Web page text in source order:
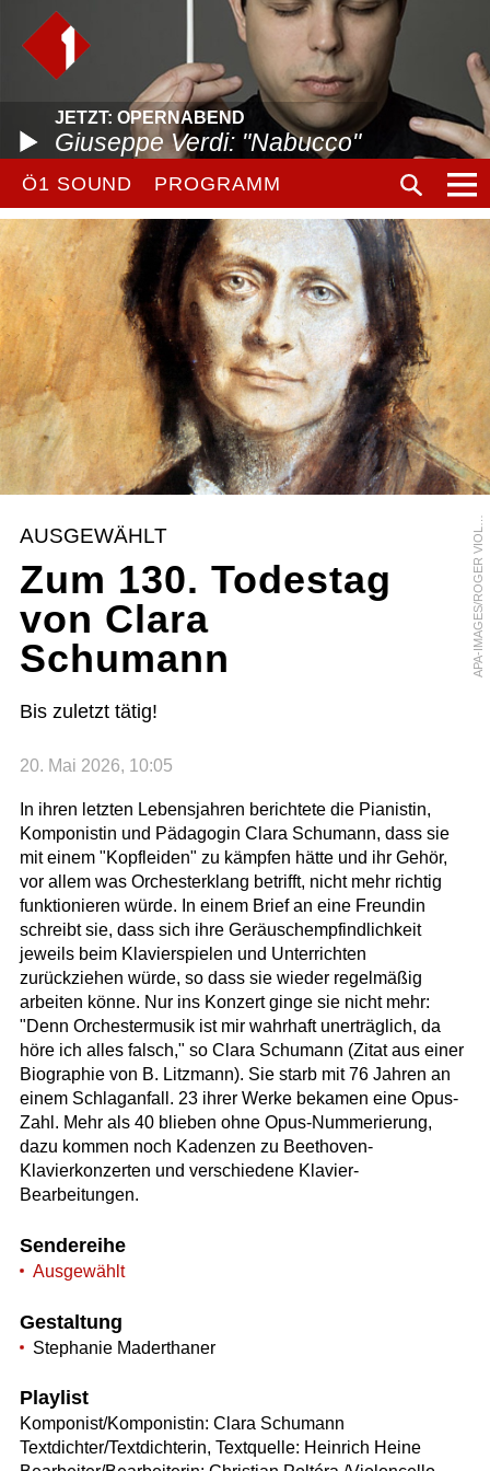
JETZT: OPERNABEND
Giuseppe Verdi: "Nabucco"
Ö1 SOUND PROGRAMM
A
P
A
-
I
M
A
G
E
S
/
R
O
G
E
R
V
I
O
L
L
E
T
AUSGEWÄHLT
Zum 130. Todestag
von Clara
Schumann
Bis zuletzt tätig!
20. Mai 2026, 10:05
In ihren letzten Lebensjahren berichtete die Pianistin,
Komponistin und Pädagogin Clara Schumann, dass sie
mit einem "Kopfleiden" zu kämpfen hätte und ihr Gehör,
vor allem was Orchesterklang betrifft, nicht mehr richtig
funktionieren würde. In einem Brief an eine Freundin
schreibt sie, dass sich ihre Geräuschempfindlichkeit
jeweils beim Klavierspielen und Unterrichten
zurückziehen würde, so dass sie wieder regelmäßig
arbeiten könne. Nur ins Konzert ginge sie nicht mehr:
"Denn Orchestermusik ist mir wahrhaft unerträglich, da
höre ich alles falsch," so Clara Schumann (Zitat aus einer
Biographie von B. Litzmann). Sie starb mit 76 Jahren an
einem Schlaganfall. 23 ihrer Werke bekamen eine Opus-
Zahl. Mehr als 40 blieben ohne Opus-Nummerierung,
dazu kommen noch Kadenzen zu Beethoven-
Klavierkonzerten und verschiedene Klavier-
Bearbeitungen.
Sendereihe
Ausgewählt
Gestaltung
Stephanie Maderthaner
Playlist
Komponist/Komponistin: Clara Schumann
Textdichter/Textdichterin, Textquelle: Heinrich Heine